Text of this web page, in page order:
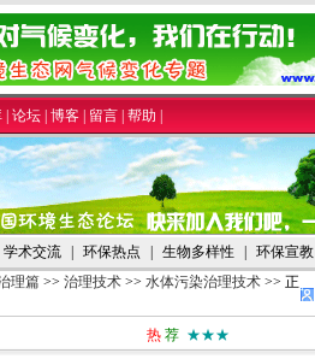
论坛 博客 留言 帮助
学术交流 环保热点 生物多样性 环保宣教
理篇 >> 治理技术 >> 水体污染治理技术 >> 正
热 荐 ★★★